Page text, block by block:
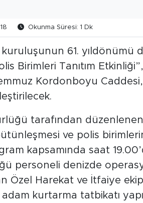
18 Okunma Süresi: 1 Dk
kuruluşunun 61. yıldönümü
Birimleri Tanıtım
Kordonboyu
tarafından
ve polis
kapsamında saat
personeli denizde
Özel Harekat ve İtfaiye
kurtarma tatbikatı